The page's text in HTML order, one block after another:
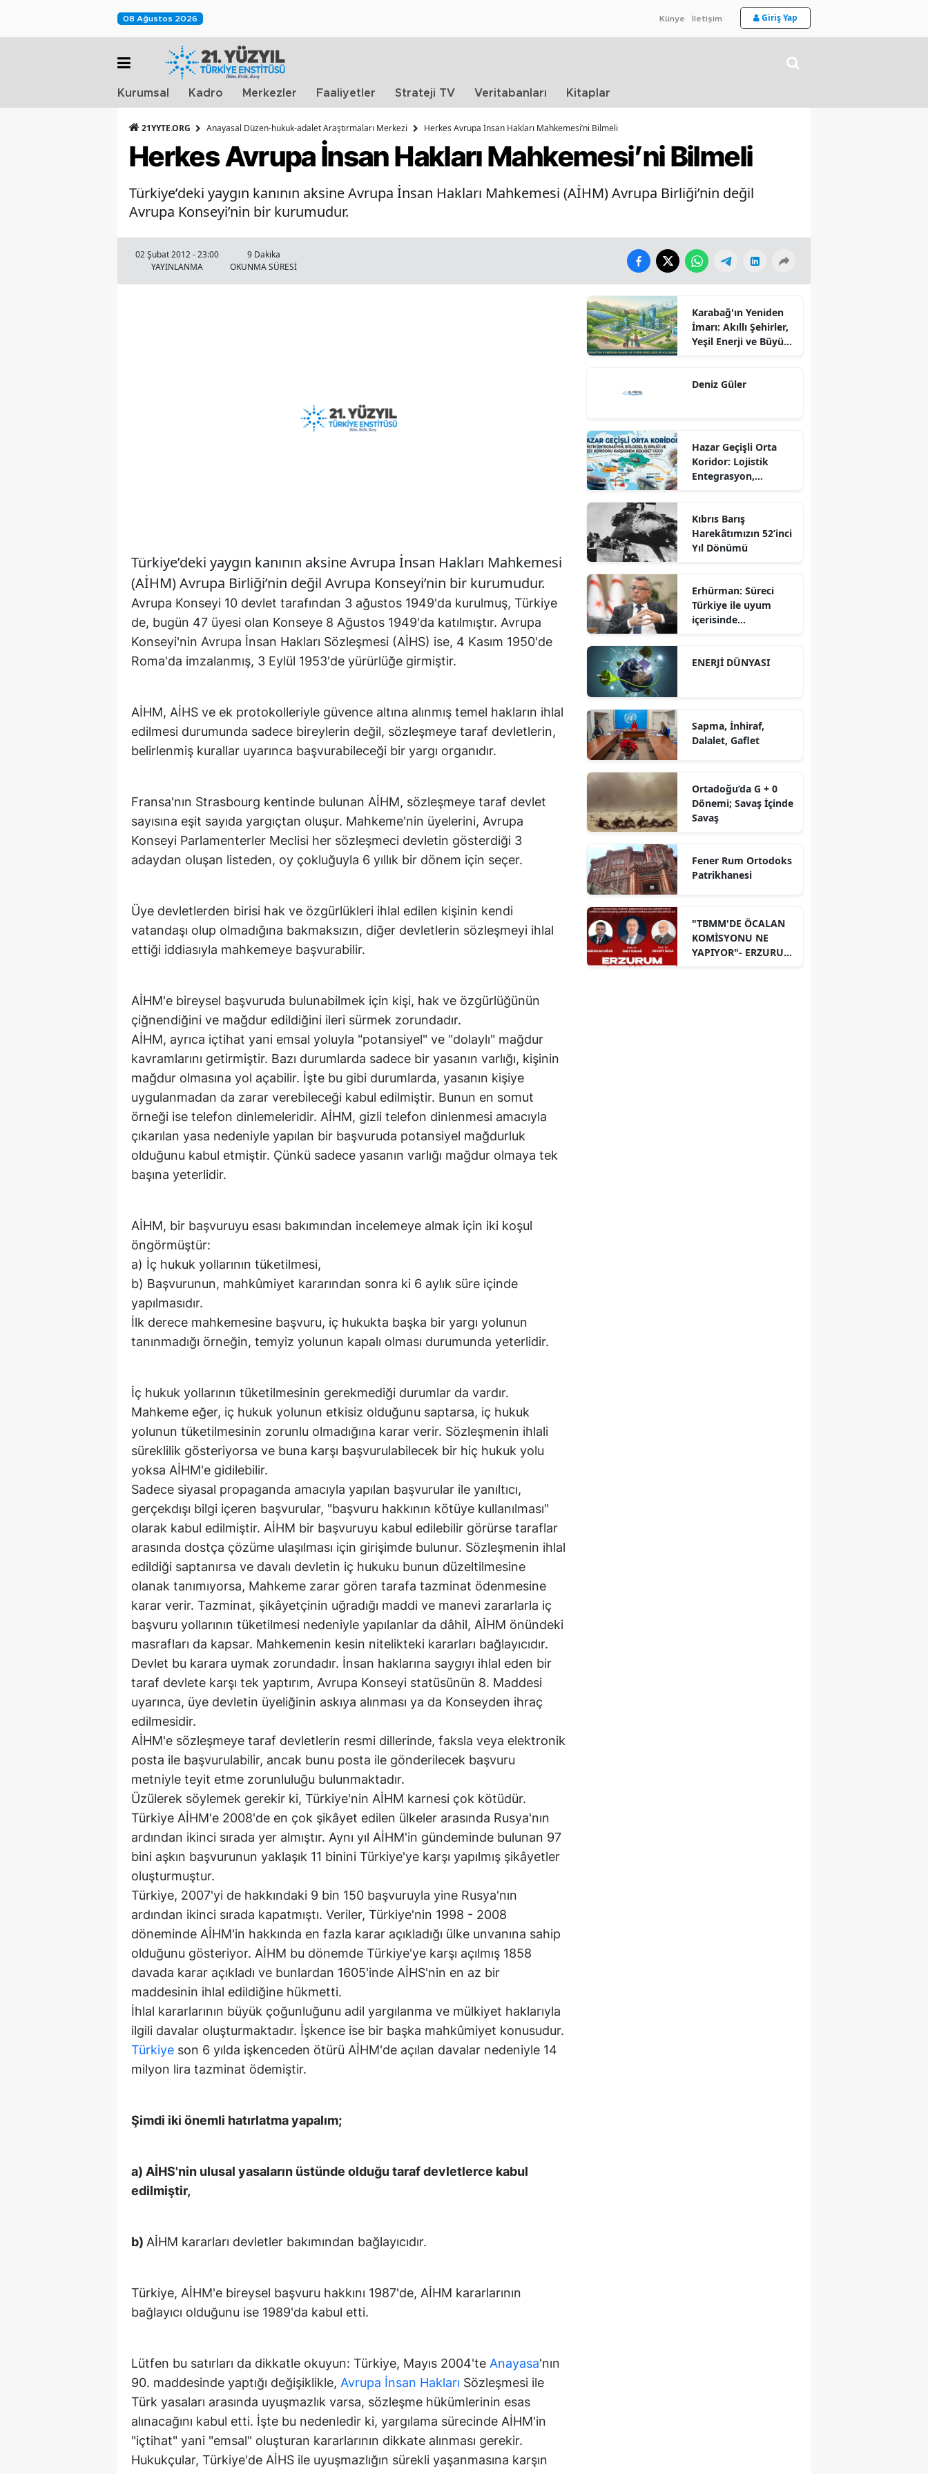
08 Ağustos 2026 Künye İletişim Giriş Yap
Kurumsal Kadro Merkezler Faaliyetler Strateji TV Veritabanları Kitaplar
21YYTE.ORG Anayasal Düzen-hukuk-adalet Araştırmaları Merkezi Herkes Avrupa İnsan Hakları Mahkemesi’ni Bilmeli
Herkes Avrupa İnsan Hakları Mahkemesi’ni Bilmeli
Türkiye’deki yaygın kanının aksine Avrupa İnsan Hakları Mahkemesi (AİHM) Avrupa Birliği’nin değil
Avrupa Konseyi’nin bir kurumudur.
02 Şubat 2012 - 23:00
YAYINLANMA
9 Dakika
OKUNMA SÜRESİ
Türkiye’deki yaygın kanının aksine Avrupa İnsan Hakları Mahkemesi
(AİHM) Avrupa Birliği’nin değil Avrupa Konseyi’nin bir kurumudur.
Avrupa Konseyi 10 devlet tarafından 3 ağustos 1949'da kurulmuş, Türkiye
de, bugün 47 üyesi olan Konseye 8 Ağustos 1949'da katılmıştır. Avrupa
Konseyi'nin Avrupa İnsan Hakları Sözleşmesi (AİHS) ise, 4 Kasım 1950'de
Roma'da imzalanmış, 3 Eylül 1953'de yürürlüğe girmiştir.
AİHM, AİHS ve ek protokolleriyle güvence altına alınmış temel hakların ihlal
edilmesi durumunda sadece bireylerin değil, sözleşmeye taraf devletlerin,
belirlenmiş kurallar uyarınca başvurabileceği bir yargı organıdır.
Fransa'nın Strasbourg kentinde bulunan AİHM, sözleşmeye taraf devlet
sayısına eşit sayıda yargıçtan oluşur. Mahkeme'nin üyelerini, Avrupa
Konseyi Parlamenterler Meclisi her sözleşmeci devletin gösterdiği 3
adaydan oluşan listeden, oy çokluğuyla 6 yıllık bir dönem için seçer.
Üye devletlerden birisi hak ve özgürlükleri ihlal edilen kişinin kendi
vatandaşı olup olmadığına bakmaksızın, diğer devletlerin sözleşmeyi ihlal
ettiği iddiasıyla mahkemeye başvurabilir.
AİHM'e bireysel başvuruda bulunabilmek için kişi, hak ve özgürlüğünün
çiğnendiğini ve mağdur edildiğini ileri sürmek zorundadır.
AİHM, ayrıca içtihat yani emsal yoluyla "potansiyel" ve "dolaylı" mağdur
kavramlarını getirmiştir. Bazı durumlarda sadece bir yasanın varlığı, kişinin
mağdur olmasına yol açabilir. İşte bu gibi durumlarda, yasanın kişiye
uygulanmadan da zarar verebileceği kabul edilmiştir. Bunun en somut
örneği ise telefon dinlemeleridir. AİHM, gizli telefon dinlenmesi amacıyla
çıkarılan yasa nedeniyle yapılan bir başvuruda potansiyel mağdurluk
olduğunu kabul etmiştir. Çünkü sadece yasanın varlığı mağdur olmaya tek
başına yeterlidir.
AİHM, bir başvuruyu esası bakımından incelemeye almak için iki koşul
öngörmüştür:
a) İç hukuk yollarının tüketilmesi,
b) Başvurunun, mahkûmiyet kararından sonra ki 6 aylık süre içinde
yapılmasıdır.
İlk derece mahkemesine başvuru, iç hukukta başka bir yargı yolunun
tanınmadığı örneğin, temyiz yolunun kapalı olması durumunda yeterlidir.
İç hukuk yollarının tüketilmesinin gerekmediği durumlar da vardır.
Mahkeme eğer, iç hukuk yolunun etkisiz olduğunu saptarsa, iç hukuk
yolunun tüketilmesinin zorunlu olmadığına karar verir. Sözleşmenin ihlali
süreklilik gösteriyorsa ve buna karşı başvurulabilecek bir hiç hukuk yolu
yoksa AİHM'e gidilebilir.
Sadece siyasal propaganda amacıyla yapılan başvurular ile yanıltıcı,
gerçekdışı bilgi içeren başvurular, "başvuru hakkının kötüye kullanılması"
olarak kabul edilmiştir. AİHM bir başvuruyu kabul edilebilir görürse taraflar
arasında dostça çözüme ulaşılması için girişimde bulunur. Sözleşmenin ihlal
edildiği saptanırsa ve davalı devletin iç hukuku bunun düzeltilmesine
olanak tanımıyorsa, Mahkeme zarar gören tarafa tazminat ödenmesine
karar verir. Tazminat, şikâyetçinin uğradığı maddi ve manevi zararlarla iç
başvuru yollarının tüketilmesi nedeniyle yapılanlar da dâhil, AİHM önündeki
masrafları da kapsar. Mahkemenin kesin nitelikteki kararları bağlayıcıdır.
Devlet bu karara uymak zorundadır. İnsan haklarına saygıyı ihlal eden bir
taraf devlete karşı tek yaptırım, Avrupa Konseyi statüsünün 8. Maddesi
uyarınca, üye devletin üyeliğinin askıya alınması ya da Konseyden ihraç
edilmesidir.
AİHM'e sözleşmeye taraf devletlerin resmi dillerinde, faksla veya elektronik
posta ile başvurulabilir, ancak bunu posta ile gönderilecek başvuru
metniyle teyit etme zorunluluğu bulunmaktadır.
Üzülerek söylemek gerekir ki, Türkiye'nin AİHM karnesi çok kötüdür.
Türkiye AİHM'e 2008'de en çok şikâyet edilen ülkeler arasında Rusya'nın
ardından ikinci sırada yer almıştır. Aynı yıl AİHM'in gündeminde bulunan 97
bini aşkın başvurunun yaklaşık 11 binini Türkiye'ye karşı yapılmış şikâyetler
oluşturmuştur.
Türkiye, 2007'yi de hakkındaki 9 bin 150 başvuruyla yine Rusya'nın
ardından ikinci sırada kapatmıştı. Veriler, Türkiye'nin 1998 - 2008
döneminde AİHM'in hakkında en fazla karar açıkladığı ülke unvanına sahip
olduğunu gösteriyor. AİHM bu dönemde Türkiye'ye karşı açılmış 1858
davada karar açıkladı ve bunlardan 1605'inde AİHS'nin en az bir
maddesinin ihlal edildiğine hükmetti.
İhlal kararlarının büyük çoğunluğunu adil yargılanma ve mülkiyet haklarıyla
ilgili davalar oluşturmaktadır. İşkence ise bir başka mahkûmiyet konusudur.
Türkiye son 6 yılda işkenceden ötürü AİHM'de açılan davalar nedeniyle 14
milyon lira tazminat ödemiştir.
Şimdi iki önemli hatırlatma yapalım;
a) AİHS'nin ulusal yasaların üstünde olduğu taraf devletlerce kabul
edilmiştir,
b) AİHM kararları devletler bakımından bağlayıcıdır.
Türkiye, AİHM'e bireysel başvuru hakkını 1987'de, AİHM kararlarının
bağlayıcı olduğunu ise 1989'da kabul etti.
Lütfen bu satırları da dikkatle okuyun: Türkiye, Mayıs 2004'te Anayasa'nın
90. maddesinde yaptığı değişiklikle, Avrupa İnsan Hakları Sözleşmesi ile
Türk yasaları arasında uyuşmazlık varsa, sözleşme hükümlerinin esas
alınacağını kabul etti. İşte bu nedenledir ki, yargılama sürecinde AİHM'in
"içtihat" yani "emsal" oluşturan kararlarının dikkate alınması gerekir.
Hukukçular, Türkiye'de AİHS ile uyuşmazlığın sürekli yaşanmasına karşın
Karabağ'ın Yeniden
İmarı: Akıllı Şehirler,
Yeşil Enerji ve Büyük
Sürdürülebilir
Deniz Güler
Hazar Geçişli Orta
Koridor: Lojistik
Entegrasyon,
Karşısında Rekabet
Gücü
Kıbrıs Barış
Harekâtımızın 52’inci
Yıl Dönümü
Erhürman: Süreci
Türkiye ile uyum
içerisinde
ENERJİ DÜNYASI
Sapma, İnhiraf,
Dalalet, Gaflet
Ortadoğu’da G + 0
Dönemi; Savaş İçinde
Savaş
Fener Rum Ortodoks
Patrikhanesi
"TBMM'DE ÖCALAN
KOMİSYONU NE
YAPIYOR"- ERZURUM